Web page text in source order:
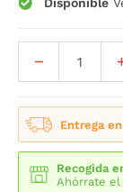
Entrega
Recogida
Ahórrate